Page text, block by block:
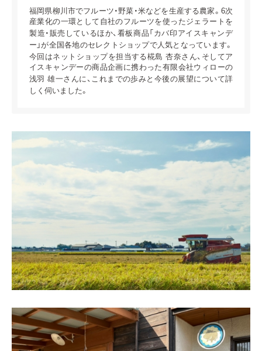
福岡県柳川市でフルーツ・野菜・米などを生産する農家。6次
産業化の一環として自社のフルーツを使ったジェラートを
製造・販売しているほか、看板商品「カバ印アイスキャンデ
ー」が全国各地のセレクトショップで人気となっています。
今回はネットショップを担当する椛島 杏奈さん、そしてア
イスキャンデーの商品企画に携わった有限会社ウィローの
浅羽 雄一さんに、これまでの歩みと今後の展望について詳
しく伺いました。